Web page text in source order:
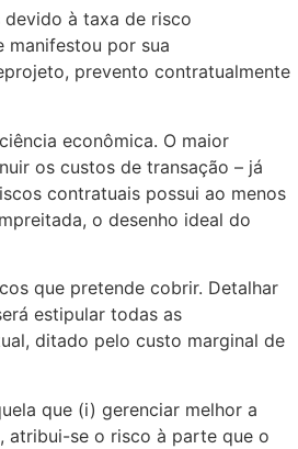
à taxa de risco
manifestou por sua
prevento contratualmente
econômica. O maior
os custos de transação – já
contratuais possui ao menos
o desenho ideal do
que pretende cobrir. Detalhar
estipular todas as
ditado pelo custo marginal de
que (i) gerenciar melhor a
atribui-se o risco à parte que o